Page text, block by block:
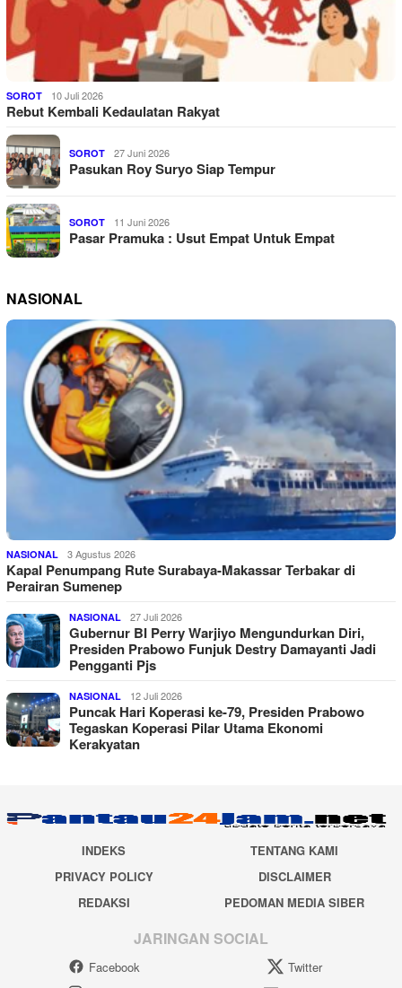
SOROT 10 Juli 2026
Rebut Kembali Kedaulatan Rakyat
SOROT 27 Juni 2026
Pasukan Roy Suryo Siap Tempur
SOROT 11 Juni 2026
Pasar Pramuka : Usut Empat Untuk Empat
NASIONAL
NASIONAL 3 Agustus 2026
Kapal Penumpang Rute Surabaya-Makassar Terbakar di
Perairan Sumenep
NASIONAL 27 Juli 2026
Gubernur BI Perry Warjiyo Mengundurkan Diri,
Presiden Prabowo Funjuk Destry Damayanti Jadi
Pengganti Pjs
NASIONAL 12 Juli 2026
Puncak Hari Koperasi ke-79, Presiden Prabowo
Tegaskan Koperasi Pilar Utama Ekonomi
Kerakyatan
INDEKS
TENTANG KAMI
PRIVACY POLICY
DISCLAIMER
REDAKSI
PEDOMAN MEDIA SIBER
JARINGAN SOCIAL
Facebook
Twitter